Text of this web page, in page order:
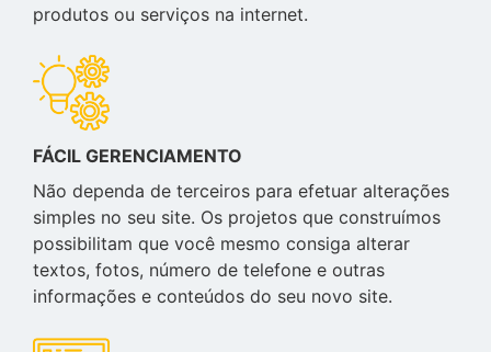
produtos ou serviços na internet.
FÁCIL GERENCIAMENTO
Não dependa de terceiros para efetuar alterações
simples no seu site. Os projetos que construímos
possibilitam que você mesmo consiga alterar
textos, fotos, número de telefone e outras
informações e conteúdos do seu novo site.